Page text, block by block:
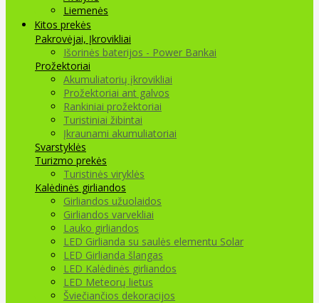
Liemenės
Kitos prekės
Pakrovėjai, Įkrovikliai
Išorinės baterijos - Power Bankai
Prožektoriai
Akumuliatorių įkrovikliai
Prožektoriai ant galvos
Rankiniai prožektoriai
Turistiniai žibintai
Įkraunami akumuliatoriai
Svarstyklės
Turizmo prekės
Turistinės viryklės
Kalėdinės girliandos
Girliandos užuolaidos
Girliandos varvekliai
Lauko girliandos
LED Girlianda su saulės elementu Solar
LED Girlianda šlangas
LED Kalėdinės girliandos
LED Meteorų lietus
Šviečiančios dekoracijos